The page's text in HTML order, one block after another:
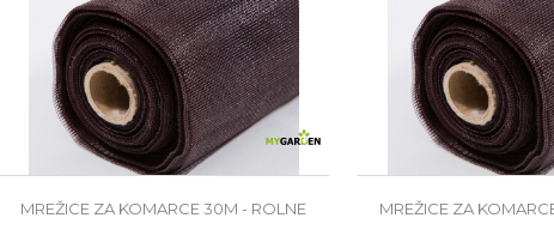
MREŽICE ZA KOMARCE 30M - ROLNE MREŽICE ZA